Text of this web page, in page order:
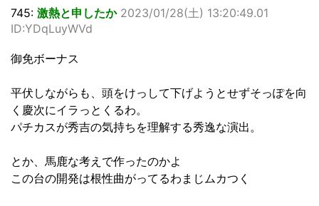
745: 激熱と申したか 2023/01/28(土) 13:20:49.01
ID:YDqLuyWVd
御免ボーナス
平伏しながらも、頭をけっして下げようとせずそっぽを向
く慶次にイラっとくるわ。
パチカスが秀吉の気持ちを理解する秀逸な演出。
とか、馬鹿な考えで作ったのかよ
この台の開発は根性曲がってるわまじムカつく